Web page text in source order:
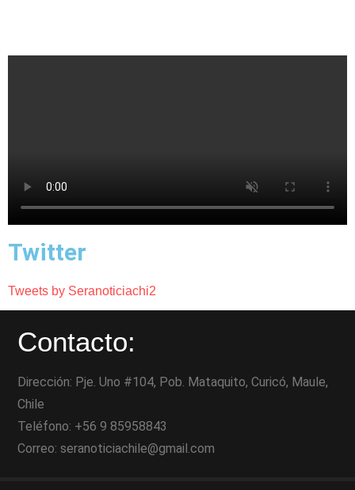
Twitter
Tweets by Seranoticiachi2
Contacto:
Dirección: Pje. Uno #104, Pob. Mataquito, Curicó, Maule,
Chile
Teléfono: +56 9 85958843
Correo: seranoticiachile@gmail.com